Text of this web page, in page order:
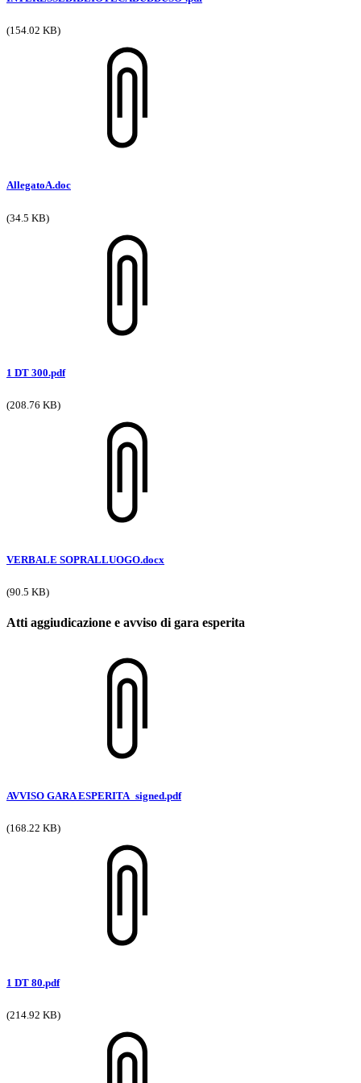
(154.02 KB)
AllegatoA.doc
(34.5 KB)
1 DT 300.pdf
(208.76 KB)
VERBALE SOPRALLUOGO.docx
(90.5 KB)
Atti aggiudicazione e avviso di gara esperita
AVVISO GARA ESPERITA_signed.pdf
(168.22 KB)
1 DT 80.pdf
(214.92 KB)